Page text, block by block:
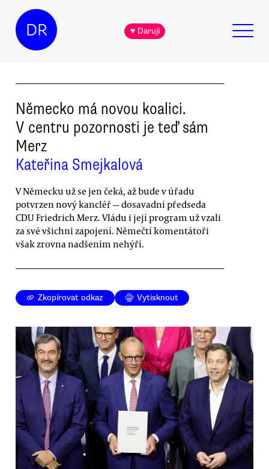
DR ♥ Daruji
Německo má novou koalici.
V centru pozornosti je teď sám
Merz
Kateřina Smejkalová
V Německu už se jen čeká, až bude v úřadu
potvrzen nový kancléř — dosavadní předseda
CDU Friedrich Merz. Vládu i její program už vzali
za své všichni zapojení. Němečtí komentátoři
však zrovna nadšením nehýří.
Zkopírovat odkaz Vytisknout